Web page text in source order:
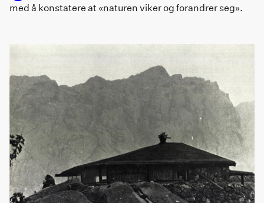
med å konstatere at «naturen viker og forandrer seg».